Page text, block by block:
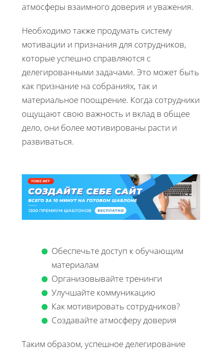
атмосферы взаимного доверия и уважения.
Необходимо также продумать систему
мотивации и признания для сотрудников,
которые успешно справляются с
делегированными задачами. Это может быть
как признание на собраниях, так и
материальное поощрение. Когда сотрудники
ощущают свою важность и вклад в общее
дело, они более мотивированы расти и
развиваться.
Обеспечьте доступ к обучающим
материалам
Организовывайте тренинги
Улучшайте коммуникацию
Как мотивировать сотрудников?
Создавайте атмосферу доверия
Таким образом, успешное делегирование